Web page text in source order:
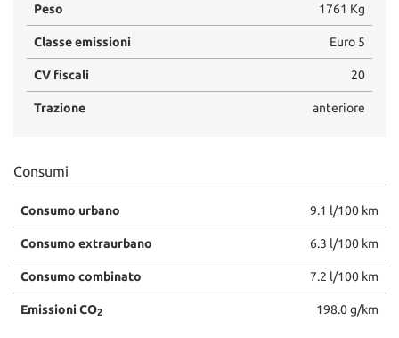
Peso 1761 Kg
Classe emissioni Euro 5
CV fiscali 20
Trazione anteriore
Consumi
Consumo urbano 9.1 l/100 km
Consumo extraurbano 6.3 l/100 km
Consumo combinato 7.2 l/100 km
Emissioni CO2 198.0 g/km